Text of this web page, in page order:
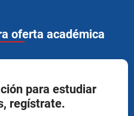
oferta académica
para estudiar
regístrate.